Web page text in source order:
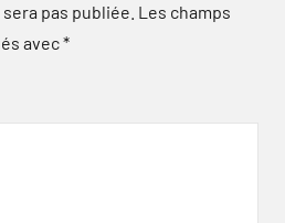
pas publiée. Les champs
avec*